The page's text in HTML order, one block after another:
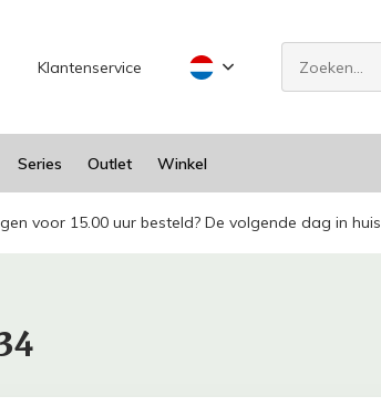
Klantenservice
Series Outlet Winkel
voor 15.00 uur besteld? De volgende dag in